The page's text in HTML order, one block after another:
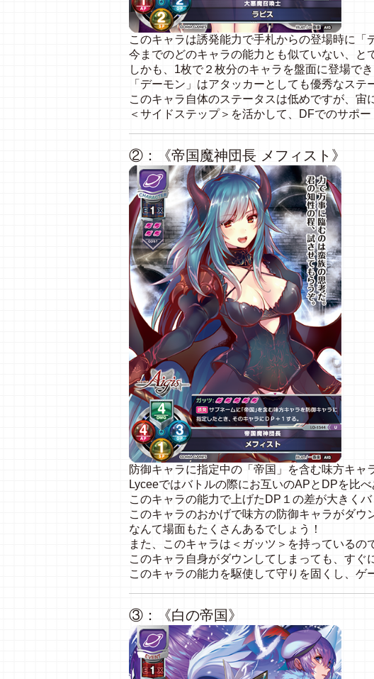
このキャラは誘発能力で手札からの登場時に「
今までのどのキャラの能力とも似ていない、と
しかも、1枚で２枚分のキャラを盤面に登場でき
「デーモン」はアタッカーとしても優秀なステ
このキャラ自体のステータスは低めですが、宙
＜サイドステップ＞を活かして、DFでのサポ
②：《帝国魔神団長 メフィスト》
防御キャラに指定中の「帝国」を含む味方キャ
Lyceeではバトルの際にお互いのAPとDPを比べ
このキャラの能力で上げたDP１の差が大きくバ
このキャラのおかげで味方の防御キャラがダウ
なんて場面もたくさんあるでしょう！
また、このキャラは＜ガッツ＞を持っているの
このキャラ自身がダウンしてしまっても、すぐ
このキャラの能力を駆使して守りを固くし、ゲ
③：《白の帝国》